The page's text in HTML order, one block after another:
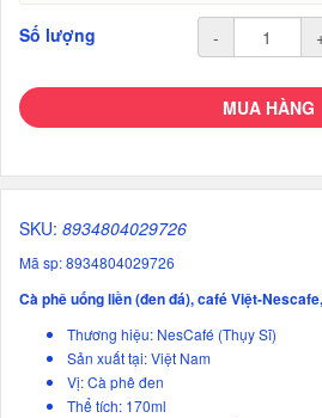
Số lượng -
MUA HÀNG
SKU: 8934804029726
Mã sp: 8934804029726
Cà phê uống liền (đen đá), café Việt-
Thương hiệu: NesCafé (Thụy Sĩ)
Sản xuất tại: Việt Nam
Vị: Cà phê đen
Thể tích: 170ml